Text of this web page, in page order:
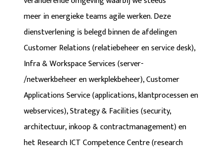
meer in energieke teams agile werken. Deze
dienstverlening is belegd binnen de afdelingen
Customer Relations (relatiebeheer en service desk),
Infra & Workspace Services (server-
/netwerkbeheer en werkplekbeheer), Customer
Applications Service (applications, klantprocessen en
webservices), Strategy & Facilities (security,
architectuur, inkoop & contractmanagement) en
het Research ICT Competence Centre (research